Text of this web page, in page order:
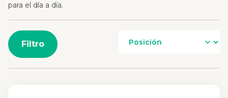
para el día a día.
Filtro